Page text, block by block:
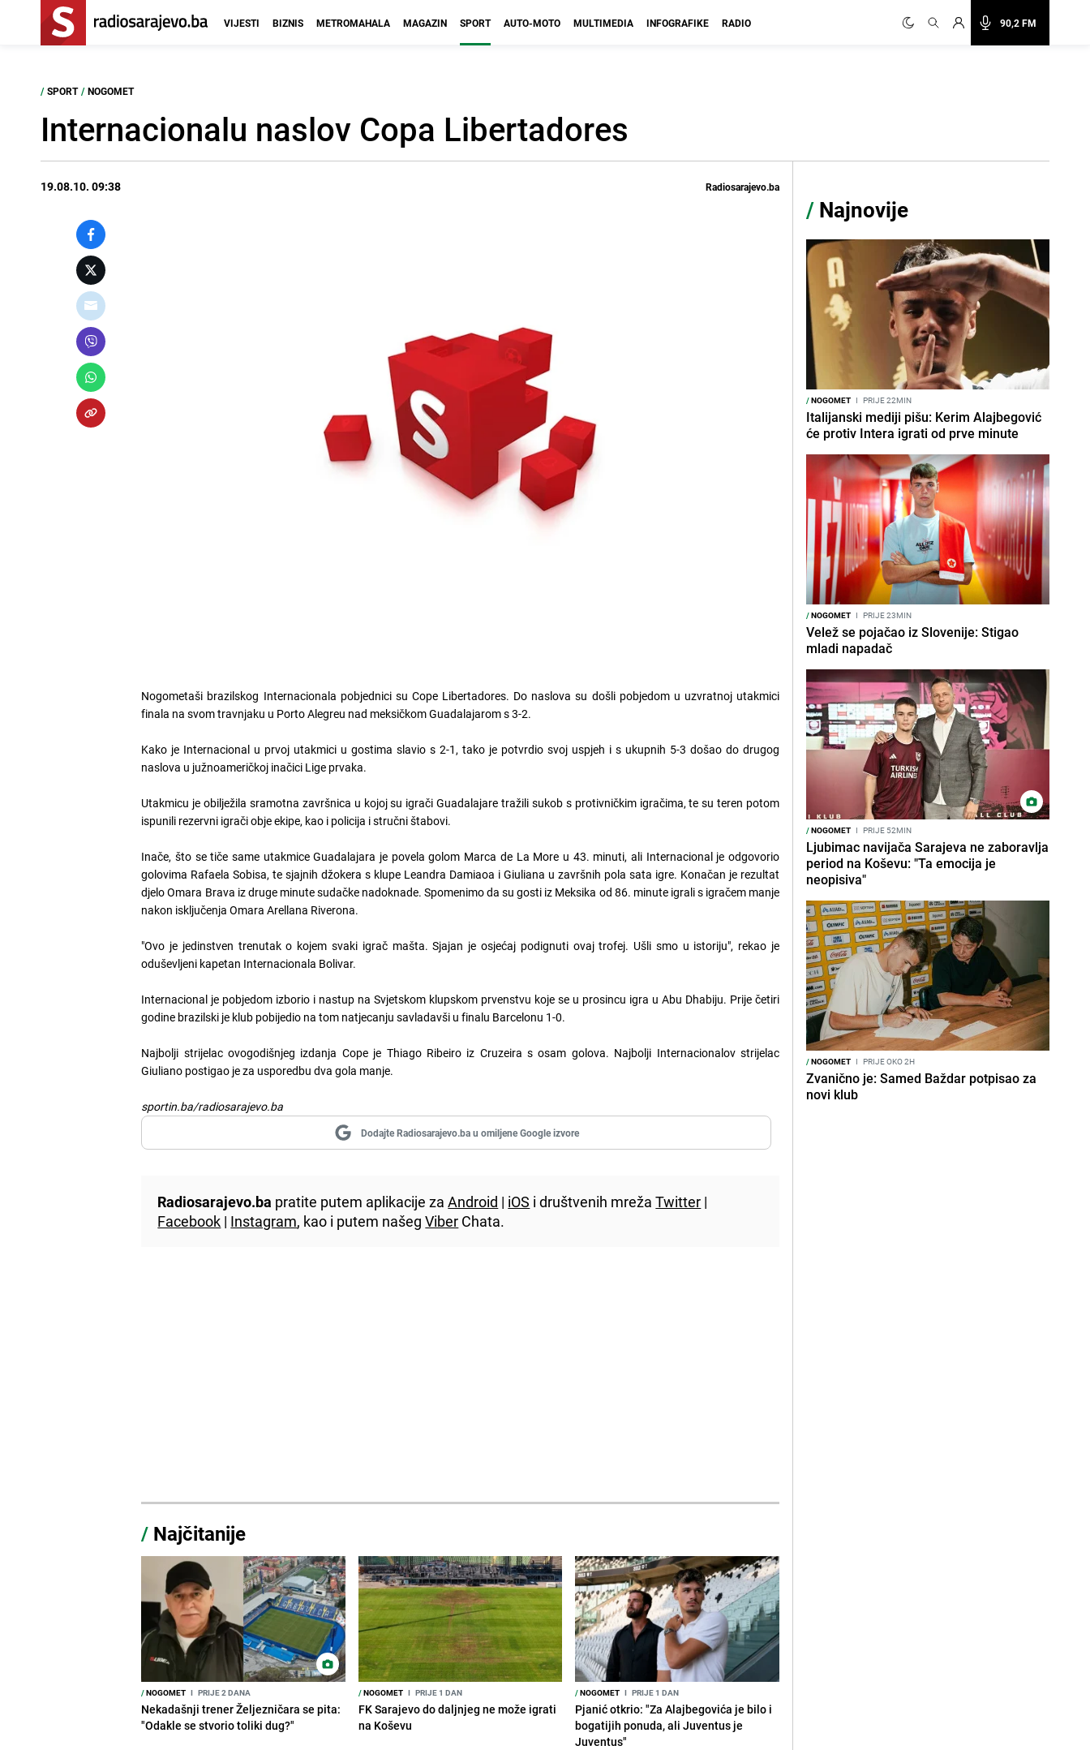
90,2 FM
VIJESTI BIZNIS METROMAHALA MAGAZIN SPORT AUTO-MOTO MULTIMEDIA INFOGRAFIKE RADIO
/ SPORT / NOGOMET
Internacionalu naslov Copa Libertadores
19.08.10. 09:38 Radiosarajevo.ba
Nogometaši brazilskog Internacionala pobjednici su Cope Libertadores. Do naslova su došli pobjedom u uzvratnoj utakmici
finala na svom travnjaku u Porto Alegreu nad meksičkom Guadalajarom s 3-2.
Kako je Internacional u prvoj utakmici u gostima slavio s 2-1, tako je potvrdio svoj uspjeh i s ukupnih 5-3 došao do drugog
naslova u južnoameričkoj inačici Lige prvaka.
Utakmicu je obilježila sramotna završnica u kojoj su igrači Guadalajare tražili sukob s protivničkim igračima, te su teren potom
ispunili rezervni igrači obje ekipe, kao i policija i stručni štabovi.
Inače, što se tiče same utakmice Guadalajara je povela golom Marca de La More u 43. minuti, ali Internacional je odgovorio
golovima Rafaela Sobisa, te sjajnih džokera s klupe Leandra Damiaoa i Giuliana u završnih pola sata igre. Konačan je rezultat
djelo Omara Brava iz druge minute sudačke nadoknade. Spomenimo da su gosti iz Meksika od 86. minute igrali s igračem manje
nakon isključenja Omara Arellana Riverona.
"Ovo je jedinstven trenutak o kojem svaki igrač mašta. Sjajan je osjećaj podignuti ovaj trofej. Ušli smo u istoriju", rekao je
oduševljeni kapetan Internacionala Bolivar.
Internacional je pobjedom izborio i nastup na Svjetskom klupskom prvenstvu koje se u prosincu igra u Abu Dhabiju. Prije četiri
godine brazilski je klub pobijedio na tom natjecanju savladavši u finalu Barcelonu 1-0.
Najbolji strijelac ovogodišnjeg izdanja Cope je Thiago Ribeiro iz Cruzeira s osam golova. Najbolji Internacionalov strijelac
Giuliano postigao je za usporedbu dva gola manje.
sportin.ba/radiosarajevo.ba
Dodajte Radiosarajevo.ba u omiljene Google izvore
Radiosarajevo.ba pratite putem aplikacije zaAndroid | iOS i društvenih mrežaTwitter |
Facebook | Instagram, kao i putem našegViber Chata.
/ Najčitanije
/NOGOMET I PRIJE 2 DANA
Nekadašnji trener Željezničara se pita:
"Odakle se stvorio toliki dug?"
/NOGOMET I PRIJE 1 DAN
FK Sarajevo do daljnjeg ne može igrati
na Koševu
/NOGOMET I PRIJE 1 DAN
Pjanić otkrio: "Za Alajbegovića je bilo i
bogatijih ponuda, ali Juventus je
Juventus"
/ Najnovije
/NOGOMET I PRIJE 22MIN
Italijanski mediji pišu: Kerim Alajbegović
će protiv Intera igrati od prve minute
/NOGOMET I PRIJE 23MIN
Velež se pojačao iz Slovenije: Stigao
mladi napadač
/NOGOMET I PRIJE 52MIN
Ljubimac navijača Sarajeva ne zaboravlja
period na Koševu: "Ta emocija je
neopisiva"
/NOGOMET I PRIJE OKO 2H
Zvanično je: Samed Baždar potpisao za
novi klub